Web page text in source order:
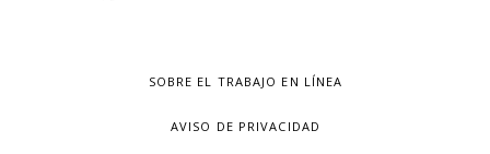
SOBRE EL TRABAJO EN LÍNEA
AVISO DE PRIVACIDAD